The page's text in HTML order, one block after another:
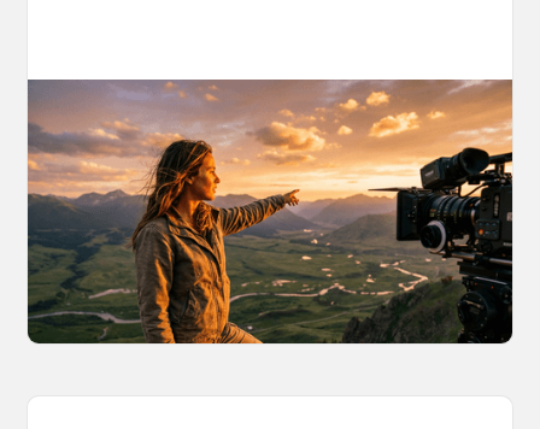
AI World Building for Content Creators:
A More Consistent Approach to AI
Content
Learn why building persistent AI worlds beats
one-off video generation for content creators,
and how to create such 3D environments with
OpenArt Worlds.
March 26, 2026